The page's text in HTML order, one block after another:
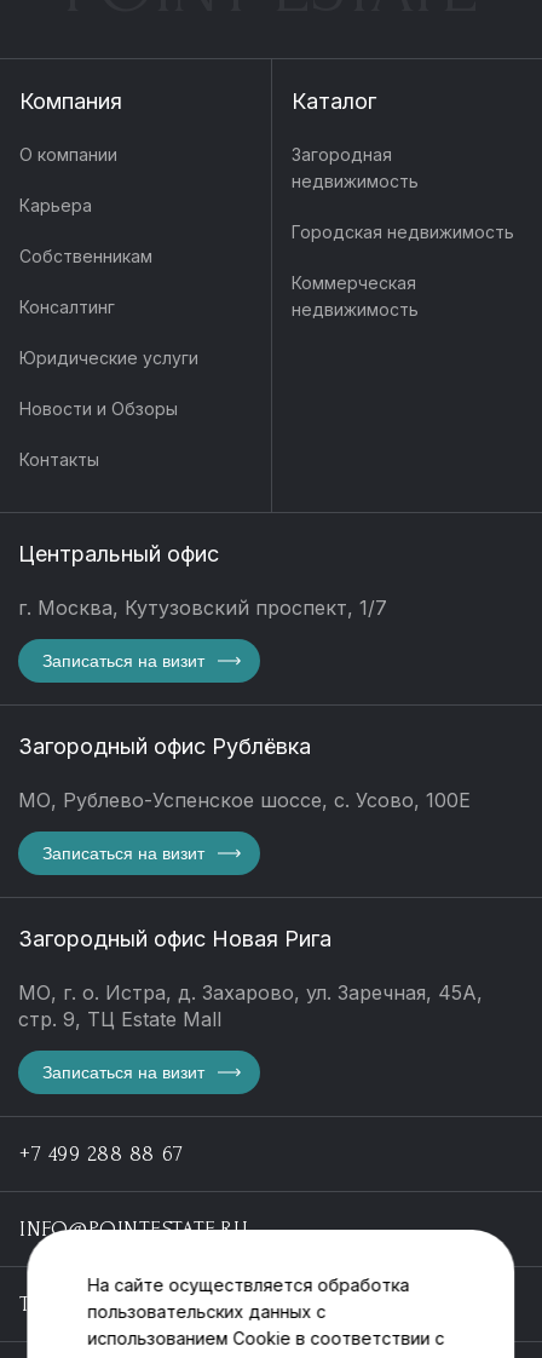
Компания
О компании
Карьера
Собственникам
Консалтинг
Юридические услуги
Новости и Обзоры
Контакты
Каталог
Загородная
недвижимость
Городская недвижимость
Коммерческая
недвижимость
Центральный офис
г. Москва, Кутузовский проспект, 1/7
Записаться на визит
Загородный офис Рублёвка
МО, Рублево-Успенское шоссе, с. Усово, 100Е
Записаться на визит
Загородный офис Новая Рига
МО, г. о. Истра, д. Захарово, ул. Заречная, 45А,
стр. 9, ТЦ Estate Mall
Записаться на визит
+7 499 288 88 67
INFO@POINTESTATE.RU
TELEGRAM
На сайте осуществляется обработка
пользовательских данных с
использованием Cookie в соответствии с